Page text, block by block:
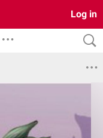
Log in